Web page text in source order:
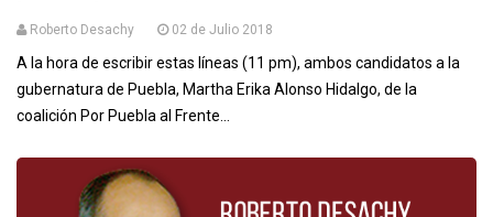
Roberto Desachy 02 de Julio 2018
A la hora de escribir estas líneas (11 pm), ambos candidatos a la
gubernatura de Puebla, Martha Erika Alonso Hidalgo, de la
coalición Por Puebla al Frente...